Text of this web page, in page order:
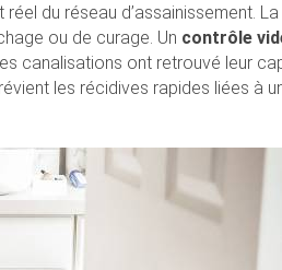
du réseau d’assainissement.
ou de curage. Un contrôle
canalisations ont retrouvé leur
les récidives rapides liées à